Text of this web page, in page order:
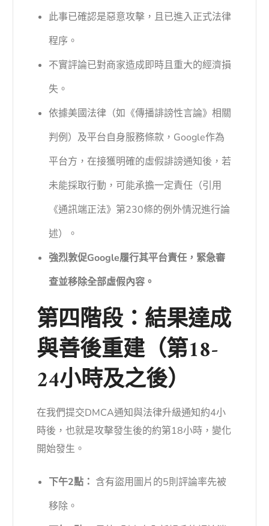
此事已確認是惡意攻擊，且已進入正式法律
程序。
不實評論已對商家造成即時且重大的經濟損
失。
依據美國法律（如《傳播誹謗性言論》相關
判例）及平台自身服務條款，Google作為
平台方，在接獲明確的虛假誹謗通知後，若
未能採取行動，可能承擔一定責任（引用
《通訊端正法》第230條的例外情況進行論
述）。
強烈敦促Google履行其平台責任，緊急審
查並移除全部虛假內容。
第四階段：結果達成
與善後重建（第18-
24小時及之後）
在我們提交DMCA通知與法律升級通知約4小
時後，也就是攻擊發生後的約第18小時，變化
開始發生。
下午2點： 含有盜用圖片的5則評論率先被
移除。